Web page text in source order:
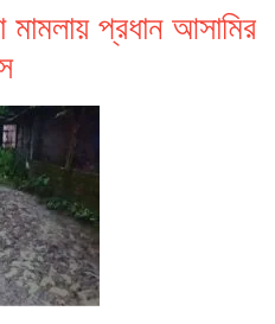
মামলায় প্রধান আসামির